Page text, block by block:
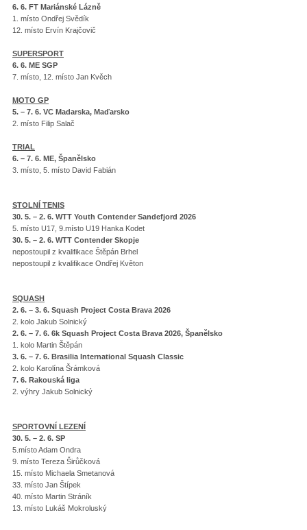
6. 6. FT Mariánské Lázně
1. místo Ondřej Svědík
12. místo Ervín Krajčovič
SUPERSPORT
6. 6. ME SGP
7. místo, 12. místo Jan Kvěch
MOTO GP
5. – 7. 6. VC Madarska, Maďarsko
2. místo Filip Salač
TRIAL
6. – 7. 6. ME, Španělsko
3. místo, 5. místo David Fabián
STOLNÍ TENIS
30. 5. – 2. 6. WTT Youth Contender Sandefjord 2026
5. místo U17, 9.místo U19 Hanka Kodet
30. 5. – 2. 6. WTT Contender Skopje
nepostoupil z kvalifikace Štěpán Brhel
nepostoupil z kvalifikace Ondřej Květon
SQUASH
2. 6. – 3. 6. Squash Project Costa Brava 2026
2. kolo Jakub Solnický
2. 6. – 7. 6. 6k Squash Project Costa Brava 2026, Španělsko
1. kolo Martin Štěpán
3. 6. – 7. 6. Brasilia International Squash Classic
2. kolo Karolína Šrámková
7. 6. Rakouská liga
2. výhry Jakub Solnický
SPORTOVNÍ LEZENÍ
30. 5. – 2. 6. SP
5.místo Adam Ondra
9. místo Tereza Širůčková
15. místo Michaela Smetanová
33. místo Jan Štípek
40. místo Martin Stráník
13. místo Lukáš Mokroluský